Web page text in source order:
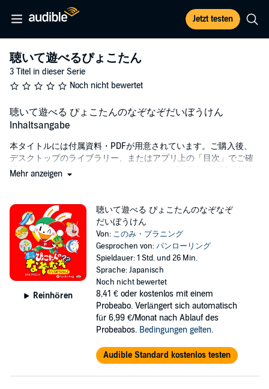
Jetzt testen
聴いて遊べるぴょこたん
3 Titel in dieser Serie
Noch nicht bewertet
聴いて遊べる ぴょこたんのなぞなぞだいぼうけん
Inhaltsangabe
本タイトルには付属資料・PDFが用意されています。ご購入後、
デスクトップのライブラリー、またはアプリ上の「目次」でご確
認ください。（アプリバージョン：Android 2.40以上、iOS 3.11以
"遊びにでかけたぴょこたんが なぞなぞバトルにちょうせんする
よ！
♪放送の声
ピンポ〜ン
ぴょこたんに問題です。
ポーッとしてるみたいだけど、遊園地ではとても役に立つのは、
ぴょこたんに放送でなぞなぞが出たよ。
Mehr anzeigen
Reinhören
聴いて遊べる ぴょこたんのなぞなぞ
だいぼうけん
Von: このみ・プラニング
Gesprochen von:パンローリング
Spieldauer: 1 Std. und 26 Min.
Sprache: Japanisch
Noch nicht bewertet
8,41 € oder kostenlos mit einem
Probeabo. Verlängert sich automatisch
für 6,99 €/Monat nach Ablauf des
Probeabos. Bedingungen gelten.
Audible Standard kostenlos testen